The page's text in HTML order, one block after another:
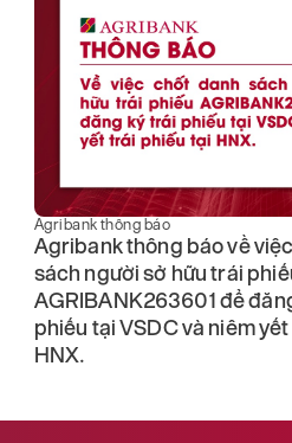
Agribank thông báo
Agribank thông báo về
sách người sở hữu trái
AGRIBANK263601 để
phiếu tại VSDC và niêm
HNX.